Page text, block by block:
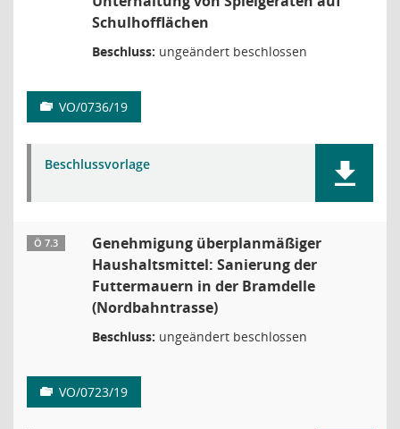
Schulhofflächen
Beschluss: ungeändert beschlossen
VO/0736/19
Beschlussvorlage
Ö 7.3
Genehmigung überplanmäßiger
Haushaltsmittel: Sanierung der
Futtermauern in der Bramdelle
(Nordbahntrasse)
Beschluss: ungeändert beschlossen
VO/0723/19